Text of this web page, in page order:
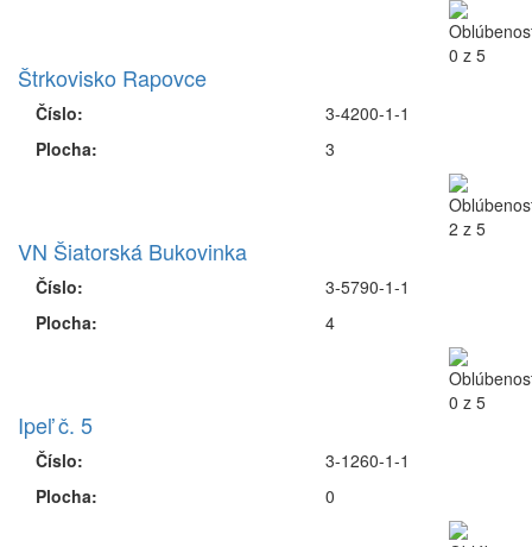
Štrkovisko Rapovce
Číslo:
Plocha:
3-4200-1-1
3
VN Šiatorská Bukovinka
Číslo:
Plocha:
3-5790-1-1
4
Ipeľ č. 5
Číslo:
Plocha:
3-1260-1-1
0